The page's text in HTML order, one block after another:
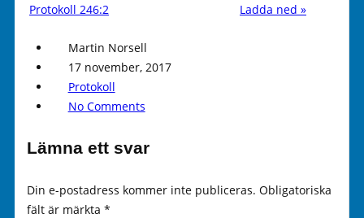
Protokoll 246:2
Ladda ned »
Martin Norsell
17 november, 2017
Protokoll
No Comments
Lämna ett svar
Din e-postadress kommer inte publiceras. Obligatoriska
fält är märkta *